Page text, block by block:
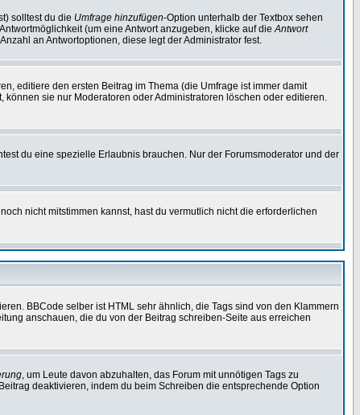
solltest du die Umfrage hinzufügen-Option unterhalb der Textbox sehen
(um eine Antwort anzugeben, klicke auf dieAntwort
an Antwortoptionen, diese legt der Administrator fest.
editiere den ersten Beitrag im Thema (die Umfrage ist immer damit
sie nur Moderatoren oder Administratoren löschen oder editieren.
du eine spezielle Erlaubnis brauchen. Nur der Forumsmoderator und der
nicht mitstimmen kannst, hast du vermutlich nicht die erforderlichen
BBCode selber ist HTML sehr ähnlich, die Tags sind von den Klammern
anschauen, die du von der Beitrag schreiben-Seite aus erreichen
, um Leute davon abzuhalten, das Forum mit unnötigen Tags zu
deaktivieren, indem du beim Schreiben die entsprechende Option